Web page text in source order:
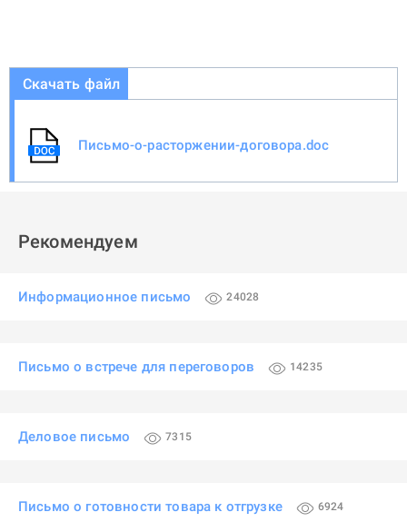
Скачать файл
Письмо-о-расторжении-договора.doc
Рекомендуем
Информационное письмо 24028
Письмо о встрече для переговоров 14235
Деловое письмо 7315
Письмо о готовности товара к отгрузке 6924